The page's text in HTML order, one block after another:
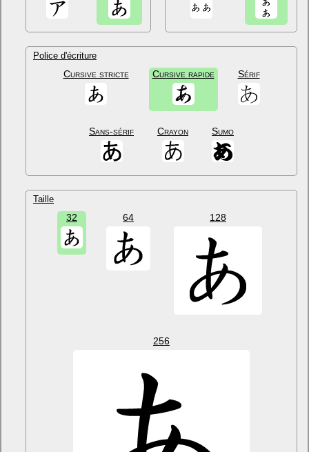
Police d'écriture
Cursive stricte Cursive rapide Sérif
Sans-sérif Crayon Sumo
Taille
32 64 128
256